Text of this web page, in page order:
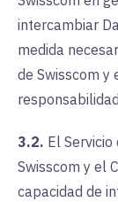
intercambiar
medida
de Swisscom
3.2. El
Swisscom y el
capacidad de